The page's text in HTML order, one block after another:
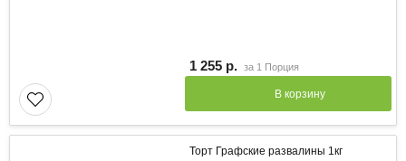
1 255 р. за 1 Порция
В корзину
Торт Графские развалины 1кг